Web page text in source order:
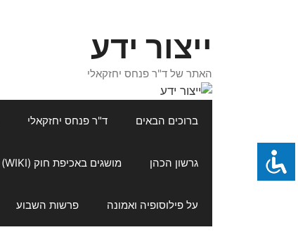
ייצור ידע
האתר של ד"ר פנחס יחזקאלי
ברוכים הבאים ד"ר פנחס יחזקאלי
גרשון הכהן מושגים באכיפת חוק (WIKI)
על פילוסופיה ואמונה פרשות השבוע